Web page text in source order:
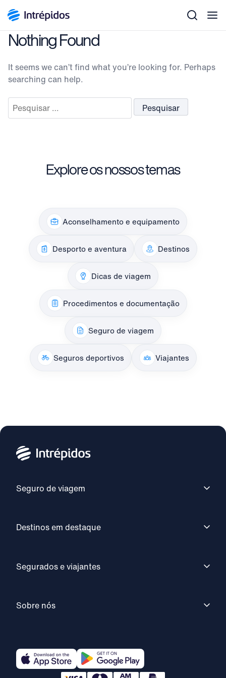
Nothing Found
It seems we can’t find what you’re looking for. Perhaps
searching can help.
Pesquisar
por:
Explore os nossos temas
Aconselhamento e equipamento
Desporto e aventura Destinos
Dicas de viagem
Procedimentos e documentação
Seguro de viagem
Seguros deportivos Viajantes
Seguro de viagem
Destinos em destaque
Segurados e viajantes
Sobre nós